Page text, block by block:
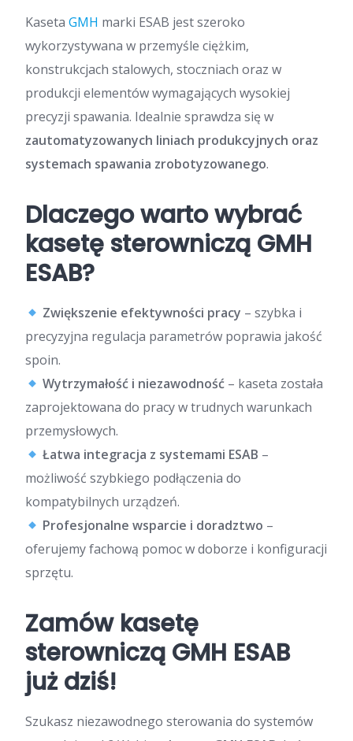
Kaseta GMH marki ESAB jest szeroko
wykorzystywana w przemyśle ciężkim,
konstrukcjach stalowych, stoczniach oraz w
produkcji elementów wymagających wysokiej
precyzji spawania. Idealnie sprawdza się w
zautomatyzowanych liniach produkcyjnych oraz
systemach spawania zrobotyzowanego.
Dlaczego warto wybrać
kasetę sterowniczą GMH
ESAB?
Zwiększenie efektywności pracy – szybka i
precyzyjna regulacja parametrów poprawia jakość
spoin.
Wytrzymałość i niezawodność – kaseta została
zaprojektowana do pracy w trudnych warunkach
przemysłowych.
Łatwa integracja z systemami ESAB –
możliwość szybkiego podłączenia do
kompatybilnych urządzeń.
Profesjonalne wsparcie i doradztwo –
oferujemy fachową pomoc w doborze i konfiguracji
sprzętu.
Zamów kasetę
sterowniczą GMH ESAB
już dziś!
Szukasz niezawodnego sterowania do systemów